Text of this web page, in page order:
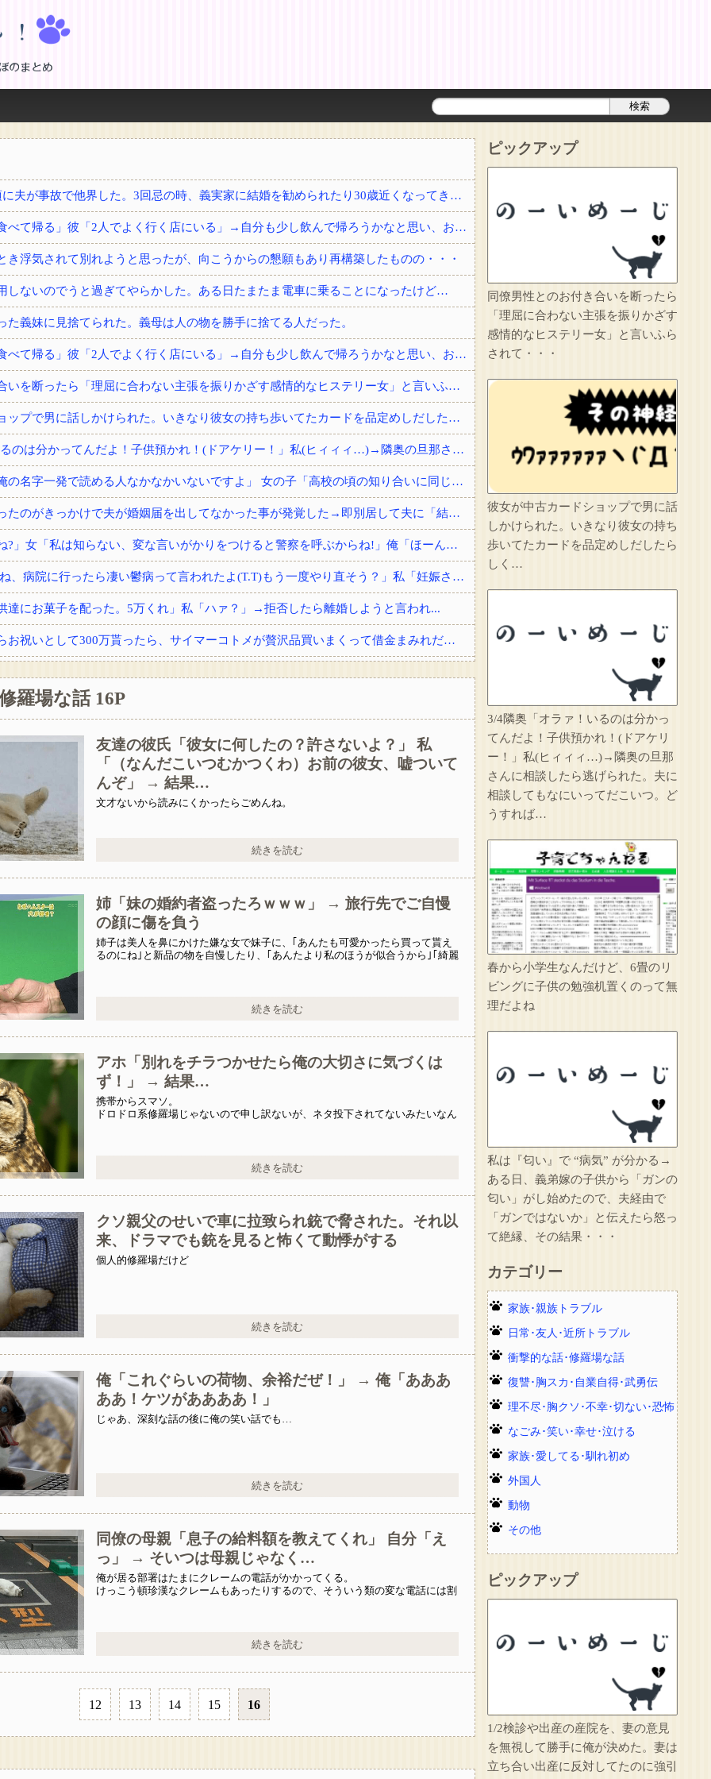
結婚して2年経った頃に夫が事故で他界した。3回忌の時、義実家に結婚を勧められたり30歳近くなってきて、このままでいいのかなとぼんやり思っていると・・・？
私「友達と夕ご飯を食べて帰る」彼「2人でよく行く店にいる」→自分も少し飲んで帰ろうかなと思い、お店に顔を出したら・・・
き浮気されて別れようと思ったが、向こうからの懇願もあり再構築したものの・・・
しないのでうと過ぎてやらかした。ある日たまたま電車に乗ることになったけど…
た義妹に見捨てられた。義母は人の物を勝手に捨てる人だった。
私「友達と夕ご飯を食べて帰る」彼「2人でよく行く店にいる」→自分も少し飲んで帰ろうかなと思い、お店に顔を出したら・・・
同僚男性とのお付き合いを断ったら「理屈に合わない主張を振りかざす感情的なヒステリー女」と言いふらされて・・・
彼女が中古カードショップで男に話しかけられた。いきなり彼女の持ち歩いてたカードを品定めしだしたらしく…
3/4隣奥「オラァ！いるのは分かってんだよ！子供預かれ！(ドアケリー！」私(ヒィィィ…)→隣奥の旦那さんに相談したら逃げられた。夫に相談してもなにいってだこいつ。どうすれば…
俺「すごいですね、俺の名字一発で読める人なかなかいないですよ」 女の子「高校の頃の知り合いに同じ名字の人が居まして」
戸籍謄本を取りに行ったのがきっかけで夫が婚姻届を出してなかった事が発覚した→即別居して夫に「結婚詐欺だから訴える！」と伝えたら信じられない...
俺「ぶつけましたよね?」女「私は知らない、変な言いがかりをつけると警察を呼ぶからね!」俺「ほーん」→スーパーの駐車場で当て逃げされた！警察に...
【ロミメ】 元夫「僕ね、病院に行ったら凄い鬱病って言われたよ(T.T)もう一度やり直そう？」私「妊娠させた女子高生はどうなったわけ！？」
達にお菓子を配った。5万くれ」私「ハァ？」→拒否したら離婚しようと言われ...
結婚祝いに私両親からお祝いとして300万貰ったら、サイマーコトメが贅沢品買いまくって借金まみれだから貸してと言ってきた。
ら内臓の一つをもらった。すると術後不思議な現象が…家族「気のせいよ」
大学時代に何故か人気ある男子学生がいた。学部やサークルの垣根を問わずにあらゆる飲み会に呼ばれていた
危篤になっても「会いに行かない」と言った
？置いといてくれるだけでいいからー」私（置いとくだけ？）→イラっとしたので…
羅場な話 16P
友達の彼氏「彼女に何したの？許さないよ？」 私
「（なんだこいつむかつくわ）お前の彼女、嘘ついて
んぞ」 → 結果…
文才ないから読みにくかったらごめんね。
続きを読む
姉「妹の婚約者盗ったろｗｗｗ」 → 旅行先でご自慢
の顔に傷を負う
姉子は美人を鼻にかけた嫌な女で妹子に、｢あんたも可愛かったら買って貰え
るのにね｣と新品の物を自慢したり、｢あんたより私のほうが似合うから｣｢綺麗
続きを読む
アホ「別れをチラつかせたら俺の大切さに気づくは
ず！」 → 結果…
携帯からスマソ。
ドロドロ系修羅場じゃないので申し訳ないが、ネタ投下されてないみたいなん
続きを読む
クソ親父のせいで車に拉致られ銃で脅された。それ以
来、ドラマでも銃を見ると怖くて動悸がする
個人的修羅場だけど
続きを読む
俺「これぐらいの荷物、余裕だぜ！」 → 俺「あああ
ああ！ケツがああああ！」
じゃあ、深刻な話の後に俺の笑い話でも…
続きを読む
同僚の母親「息子の給料額を教えてくれ」 自分「え
っ」 → そいつは母親じゃなく…
俺が居る部署はたまにクレームの電話がかかってくる。
けっこう頓珍漢なクレームもあったりするので、そういう類の変な電話には割
続きを読む
12 13 14 15 16
ピックアップ
同僚男性とのお付き合いを断ったら
「理屈に合わない主張を振りかざす
感情的なヒステリー女」と言いふら
されて・・・
彼女が中古カードショップで男に話
しかけられた。いきなり彼女の持ち
歩いてたカードを品定めしだしたら
しく…
3/4隣奥「オラァ！いるのは分かっ
てんだよ！子供預かれ！(ドアケリ
ー！」私(ヒィィィ…)→隣奥の旦那
さんに相談したら逃げられた。夫に
相談してもなにいってだこいつ。ど
うすれば…
春から小学生なんだけど、6畳のリ
ビングに子供の勉強机置くのって無
理だよね
私は『匂い』で “病気” が分かる→
ある日、義弟嫁の子供から「ガンの
匂い」がし始めたので、夫経由で
「ガンではないか」と伝えたら怒っ
て絶縁、その結果・・・
カテゴリー
家族･親族トラブル
日常･友人･近所トラブル
衝撃的な話･修羅場な話
復讐･胸スカ･自業自得･武勇伝
理不尽･胸クソ･不幸･切ない･恐怖
なごみ･笑い･幸せ･泣ける
家族･愛してる･馴れ初め
外国人
動物
その他
ピックアップ
1/2検診や出産の産院を、妻の意見
を無視して勝手に俺が決めた。妻は
立ち合い出産に反対してたのに強引